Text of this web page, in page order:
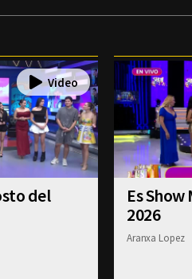
del
Es
2026
Aranxa Lopez